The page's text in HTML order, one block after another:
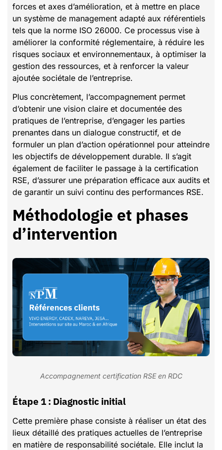
forces et axes d’amélioration, et à mettre en place
un système de management adapté aux référentiels
tels que la norme ISO 26000. Ce processus vise à
améliorer la conformité réglementaire, à réduire les
risques sociaux et environnementaux, à optimiser la
gestion des ressources, et à renforcer la valeur
ajoutée sociétale de l’entreprise.
Plus concrètement, l’accompagnement permet
d’obtenir une vision claire et documentée des
pratiques de l’entreprise, d’engager les parties
prenantes dans un dialogue constructif, et de
formuler un plan d’action opérationnel pour atteindre
les objectifs de développement durable. Il s’agit
également de faciliter le passage à la certification
RSE, d’assurer une préparation efficace aux audits et
de garantir un suivi continu des performances RSE.
Méthodologie et phases
d’intervention
Accompagnement certification RSE en RDC
Étape 1 : Diagnostic initial
Cette première phase consiste à réaliser un état des
lieux détaillé des pratiques actuelles de l’entreprise
en matière de responsabilité sociétale. Elle inclut la